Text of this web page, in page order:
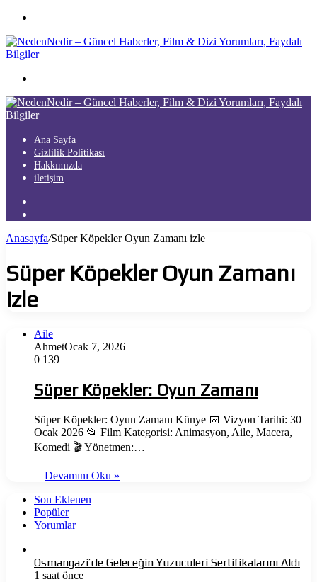
...
Ana Sayfa
Gizlilik Politikası
Hakkımızda
iletişim
...
Anasayfa/Süper Köpekler Oyun Zamanı izle
Süper Köpekler Oyun Zamanı
izle
Aile
AhmetOcak 7, 2026
0 139
Süper Köpekler: Oyun Zamanı
Süper Köpekler: Oyun Zamanı Künye 📅 Vizyon Tarihi: 30
Ocak 2026 📂 Film Kategorisi: Animasyon, Aile, Macera,
Komedi 🎬 Yönetmen:…
Devamını Oku »
Son Eklenen
Popüler
Yorumlar
Osmangazi’de Geleceğin Yüzücüleri Sertifikalarını Aldı
1 saat önce